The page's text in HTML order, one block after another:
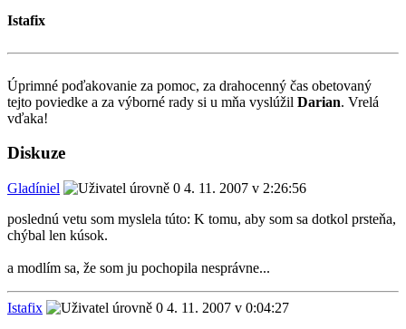
Istafix
Úprimné poďakovanie za pomoc, za drahocenný čas obetovaný
tejto poviedke a za výborné rady si u mňa vyslúžil Darian. Vrelá
vďaka!
Diskuze
Gladíniel
4. 11. 2007 v 2:26:56
poslednú vetu som myslela túto: K tomu, aby som sa dotkol prsteňa,
chýbal len kúsok.
a modlím sa, že som ju pochopila nesprávne...
Istafix
4. 11. 2007 v 0:04:27